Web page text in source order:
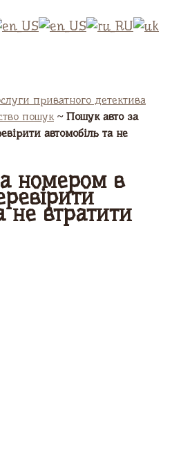
приватного детектива
пошук~ Пошук авто за
автомобіль та не
номером в
не втратити